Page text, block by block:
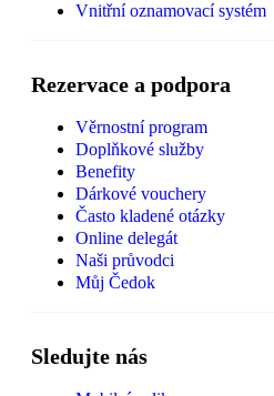
Vnitřní oznamovací systém
Rezervace a podpora
Věrnostní program
Doplňkové služby
Benefity
Dárkové vouchery
Často kladené otázky
Online delegát
Naši průvodci
Můj Čedok
Sledujte nás